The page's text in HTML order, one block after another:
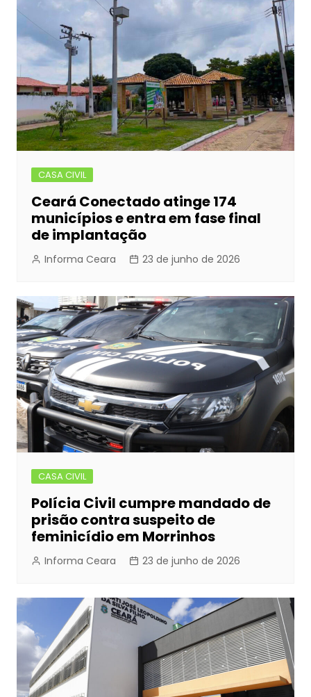
CASA CIVIL
Ceará Conectado atinge 174
municípios e entra em fase final
de implantação
Informa Ceara 23 de junho de 2026
CASA CIVIL
Polícia Civil cumpre mandado de
prisão contra suspeito de
feminicídio em Morrinhos
Informa Ceara 23 de junho de 2026